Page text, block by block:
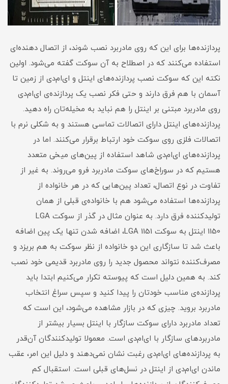
پردازنده‌ها برای این که روی مادربرد نصب شوند، از اتصال دهنده‌ای
استفاده می‌کنند که در اصطلاح به آن سوکت گفته می‌شود. اولین
نکته این که سوکت نصب پردازنده‌های اینتل و ای‌ام‌دی از زمین تا
آسمان با هم فرق دارند و حتی فکر نصب یک پردازنده‌ی ای‌ام‌دی
روی مادربرد مبتنی بر اینتل را هم نباید به مخیله‌تان راه دهید.
پردازنده‌های اینتل دارای اتصالات تماسی هستند و به شکلی نرم با
اتصالات فلزی روی سوکت خود ارتباط برقرار می‌کنند. اما در
پردازنده‌های ای‌ام‌دی شاهد استفاده از پین‌های میخی متعدد
هستیم که در سوراخ‌های سوکت مادربرد فرو می‌روند. به غیر از
تفاوت در نوع اتصال، تعداد پین‌هایی که در هر خانواده از
پردازنده‌ها استفاده می‌شود هم با خانواده‌ی قبلی از همان
تولیدکننده فرق دارد. به عنوان مثال در گذر از سوکت LGA
1150 اینتل به سوکت LGA 1151، اضافه شدن تنها یک پین اضافه
باعث شد تا سازگاری این دو خانواده از نظر سوکت به هم بریزد و
مصرف‌کننده نتواند محصول جدید را روی مادربرد قدیمی خود نصب
کند. به همین دلیل است که پیوسته تکرار می‌کنیم ابتدا باید
پردازنده‌ی مناسب خودتان را پیدا کنید و سپس سراغ انتخاب
مادربرد بروید. چیزی که در بازار مشاهده می‌شود، این است که
تعداد مادربرد دارای سوکت سازگار با اینتل بسیار بیشتر از
مادربردهای سازگار با ای‌ام‌دی است. معمولا تولیدکنندگان آن‌قدر
به پردازنده‌های ای‌ام‌دی رغبت نشان نمی‌دهند و دلیل این امر، عقب
ماندن ای‌ام‌دی از اینتل در نسل‌های قبلی است. استقبال کم